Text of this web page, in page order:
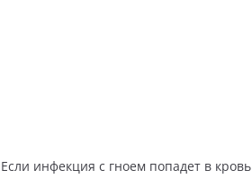
инфекция с гноем попадет в кровь